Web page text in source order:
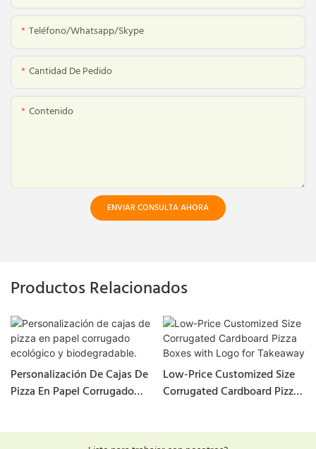
Teléfono/whatsapp/skype
Cantidad De Pedido
Contenido
ENVIAR CONSULTA AHORA
Productos Relacionados
Personalización De Cajas De
Pizza En Papel Corrugado
Low-Price Customized Size
Corrugated Cardboard Pizza